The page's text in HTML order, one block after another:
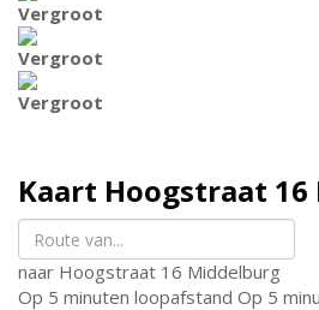
Vergroot
Vergroot
Vergroot
Kaart Hoogstraat 16
naar Hoogstraat 16 Middelburg
Op 5 minuten loopafstand Op 5